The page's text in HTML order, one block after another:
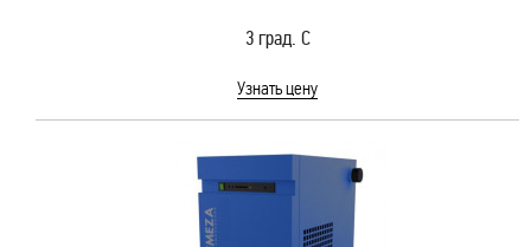
3 град. С
Узнать цену